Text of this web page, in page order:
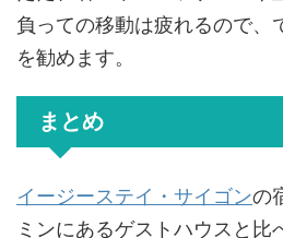
負っての移動は疲れるので、
を勧めます。
まとめ
イージーステイ・サイゴンの
ミンにあるゲストハウスと比